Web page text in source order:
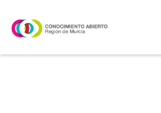
navigation